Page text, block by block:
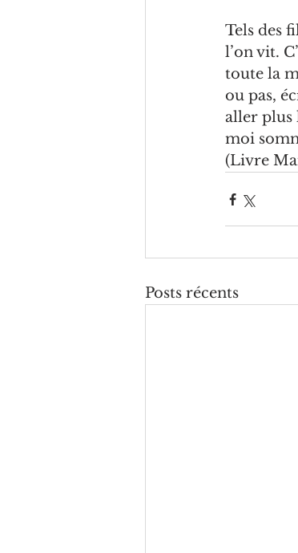
Tels des
l’on vit.
toute la
ou pas,
aller plus
moi
(Livre
Posts récents